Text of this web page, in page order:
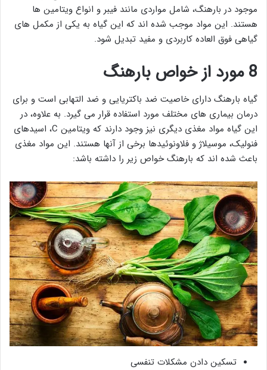
موجود در بارهنگ، شامل مواردی مانند فیبر و انواع ویتامین ها
هستند. این مواد موجب شده اند که این گیاه به یکی از مکمل های
گیاهی فوق العاده کاربردی و مفید تبدیل شود.
8 مورد از خواص بارهنگ
گیاه بارهنگ دارای خاصیت ضد باکتریایی و ضد التهابی است و برای
درمان بیماری های مختلف مورد استفاده قرار می گیرد. به علاوه، در
این گیاه مواد مغذی دیگری نیز وجود دارند که ویتامین C، اسیدهای
فنولیک، موسیلاژ و فلاونوئیدها برخی از آنها هستند. این مواد مغذی
باعث شده اند که بارهنگ خواص زیر را داشته باشد:
تسکین دادن مشکلات تنفسی